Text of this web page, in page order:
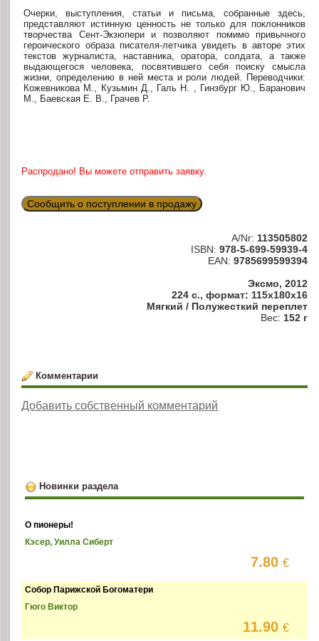
Очерки, выступления, статьи и письма, собранные здесь,
представляют истинную ценность не только для поклонников
творчества Сент-Экзюпери и позволяют помимо привычного
героического образа писателя-летчика увидеть в авторе этих
текстов журналиста, наставника, оратора, солдата, а также
выдающегося человека, посвятившего себя поиску смысла
жизни, определению в ней места и роли людей. Переводчики:
Кожевникова М., Кузьмин Д., Галь Н. , Гинзбург Ю., Баранович
М., Баевская Е. В., Грачев Р.
Распродано! Вы можете отправить заявку.
Сообщить о поступлении в продажу
A/Nr: 113505802
ISBN: 978-5-699-59939-4
EAN: 9785699599394
Эксмо, 2012
224 с., формат: 115x180x16
Мягкий / Полужесткий переплет
Вес: 152 г
Комментарии
Добавить собственный комментарий
Новинки раздела
О пионеры!
Кэсер, Уилла Сиберт
7.80€
Собор Парижской Богоматери
Гюго Виктор
11.90€